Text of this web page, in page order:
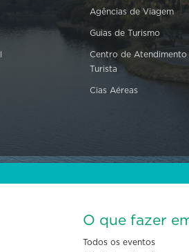
Agências de Viagem
Guias de Turismo
Centro de Atendimento
Turista
Cias Aéreas
O que fazer
Todos os eventos